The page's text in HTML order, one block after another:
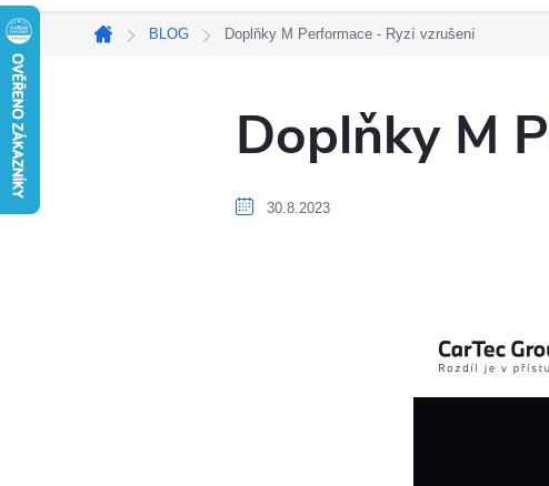
Domů
BLOG Doplňky M Performace - Ryzí vzrušení
Doplňky M
30.8.2023